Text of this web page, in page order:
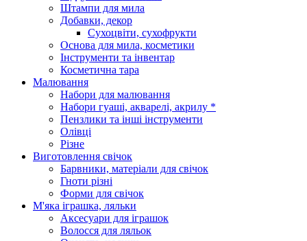
Штампи для мила
Добавки, декор
Сухоцвіти, сухофрукти
Основа для мила, косметики
Інструменти та інвентар
Косметична тара
Малювання
Набори для малювання
Набори гуаші, акварелі, акрилу *
Пензлики та інші інструменти
Олівці
Різне
Виготовлення свічок
Барвники, матеріали для свічок
Гноти різні
Форми для свічок
М'яка іграшка, ляльки
Аксесуари для іграшок
Волосся для ляльок